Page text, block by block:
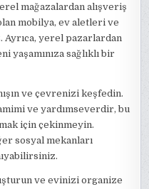
mağazalardan alışveriş
mobilya, ev aletleri ve
yerel pazarlardan
yaşamınıza sağlıklı bir
ve çevrenizi keşfedin.
ve yardımseverdir, bu
için çekinmeyin.
sosyal mekanları
ve evinizi organize